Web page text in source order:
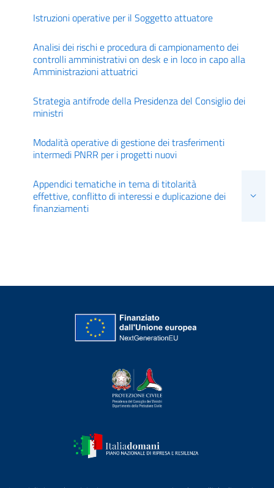
Istruzioni operative per il Soggetto attuatore
Analisi dei rischi e procedura di campionamento dei
controlli amministrativi on desk e in loco in capo alla
Amministrazioni attuatrici
Strategia antifrode della Presidenza del Consiglio dei
ministri
Modalità operative di gestione dei trasferimenti
intermedi PNRR per i progetti nuovi
Appendici tematiche in tema di titolarità
effettive, conflitto di interessi e duplicazione dei
finanziamenti